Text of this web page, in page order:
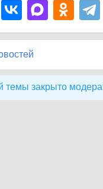
темы закрыто